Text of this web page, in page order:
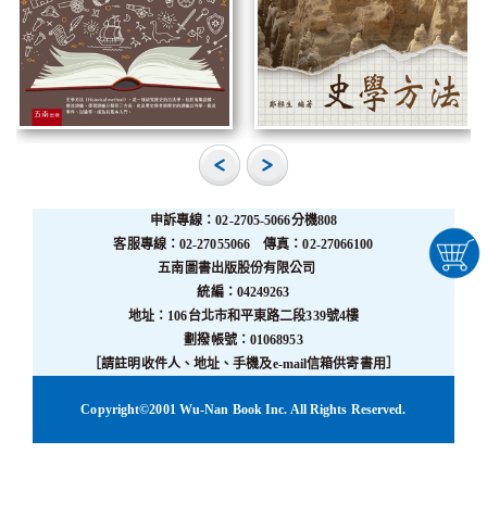
申訴專線：02-2705-5066分機808
客服專線：02-27055066 傳真：02-27066100
五南圖書出版股份有限公司
統編：04249263
地址：106台北市和平東路二段339號4樓
劃撥帳號：01068953
［請註明收件人、地址、手機及e-mail信箱供寄書用］
Copyright©2001 Wu-Nan Book Inc. All Rights Reserved.